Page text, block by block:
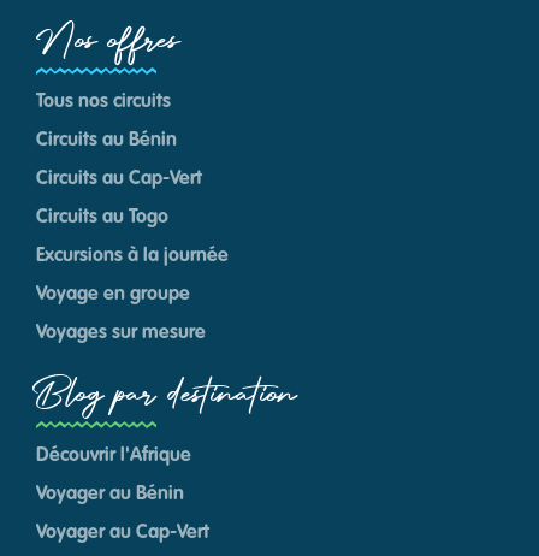
Nos offres
Tous nos circuits
Circuits au Bénin
Circuits au Cap-Vert
Circuits au Togo
Excursions à la journée
Voyage en groupe
Voyages sur mesure
Blog par destination
Découvrir l'Afrique
Voyager au Bénin
Voyager au Cap-Vert